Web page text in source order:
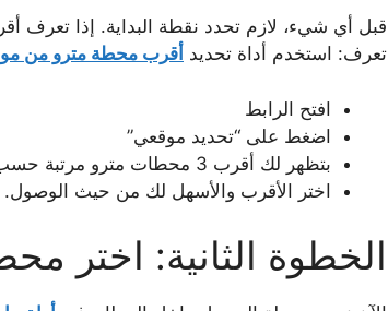
قبل أي شيء، لازم تحدد نقطة البداية. إذا تعرف
تعرف: استخدم أداة تحديد أقرب محطة مترو من
افتح الرابط
اضغط على “تحديد موقعي”
بتظهر لك أقرب 3 محطات مترو مرتبة حسب المسافة
اختر الأقرب والأسهل لك من حيث الوصول.
الخطوة الثانية: اختر